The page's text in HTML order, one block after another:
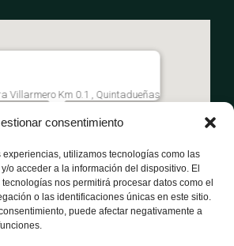
consentimiento
experiencias, utilizamos tecnologías como las
o acceder a la información del dispositivo. El
nos permitirá procesar datos como el
o las identificaciones únicas en este sitio.
puede afectar negativamente a
Villarmero Km 0.1 , Quintadueñas